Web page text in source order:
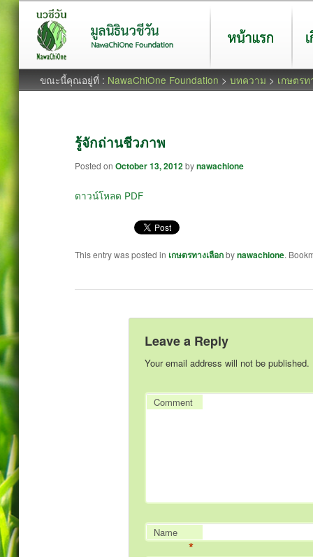
หน้าแรก เกี่ยว
ขณะนี้คุณอยู่ที่ : NawaChiOne Foundation >บทความ > เกษตรท
รู้จักถ่านชีวภาพ
Posted onOctober 13, 2012bynawachione
ดาวน์โหลด PDF
This entry was posted in เกษตรทางเลือกbynawachione.
Leave a Reply
Your email address will not be published.
Comment
Name
*